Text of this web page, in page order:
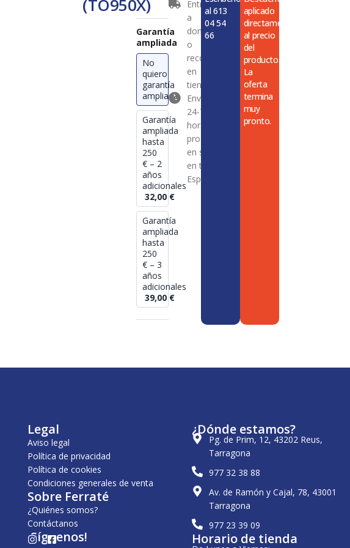
(TO950X)
Garantía
ampliada
No
quiero
garantía
ampliada
Garantía
ampliada
hasta
250
€ – 2
años
adicionales
32,00 €
Garantía
ampliada
hasta
250
€ – 3
años
adicionales
39,00 €
Entrega
a
domicilio
o
recogida
en
tienda
Envío en
24-72
horas en
productos
en stock
en toda
España
al 613
04 54
66
aplicado
directamente
al precio
del
producto.
La
oferta
termina
muy
pronto.
Legal
Aviso legal
Política de privacidad
Política de cookies
Condiciones generales de venta
Sobre Ferraté
¿Quiénes somos?
Contáctanos
¡Síguenos!
I F
¿Dónde estamos?
Pg. de Prim, 12, 43202 Reus,
Tarragona
977 32 38 88
Av. de Ramón y Cajal, 78, 43001
Tarragona
977 23 39 09
Horario de tienda